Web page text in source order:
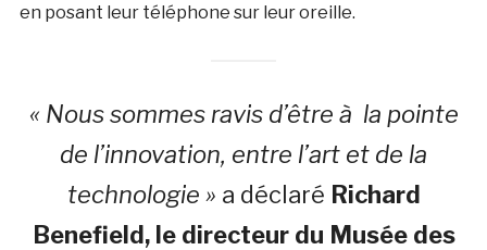
en posant leur téléphone sur leur oreille.
« Nous sommes ravis d’être à la pointe
de l’innovation, entre l’art et de la
technologie » a déclaré Richard
Benefield, le directeur du Musée des